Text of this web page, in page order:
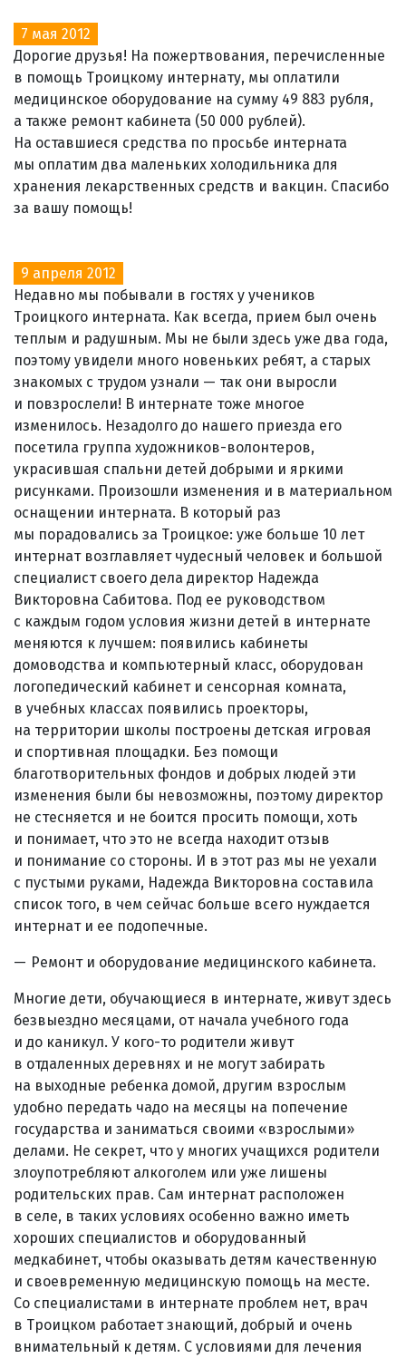
7 мая 2012
Дорогие друзья! На пожертвования, перечисленные
в помощь Троицкому интернату, мы оплатили
медицинское оборудование на сумму 49 883 рубля,
а также ремонт кабинета (50 000 рублей).
На оставшиеся средства по просьбе интерната
мы оплатим два маленьких холодильника для
хранения лекарственных средств и вакцин. Спасибо
за вашу помощь!
9 апреля 2012
Недавно мы побывали в гостях у учеников
Троицкого интерната. Как всегда, прием был очень
теплым и радушным. Мы не были здесь уже два года,
поэтому увидели много новеньких ребят, а старых
знакомых с трудом узнали — так они выросли
и повзрослели! В интернате тоже многое
изменилось. Незадолго до нашего приезда его
посетила группа художников-волонтеров,
украсившая спальни детей добрыми и яркими
рисунками. Произошли изменения и в материальном
оснащении интерната. В который раз
мы порадовались за Троицкое: уже больше 10 лет
интернат возглавляет чудесный человек и большой
специалист своего дела директор Надежда
Викторовна Сабитова. Под ее руководством
с каждым годом условия жизни детей в интернате
меняются к лучшем: появились кабинеты
домоводства и компьютерный класс, оборудован
логопедический кабинет и сенсорная комната,
в учебных классах появились проекторы,
на территории школы построены детская игровая
и спортивная площадки. Без помощи
благотворительных фондов и добрых людей эти
изменения были бы невозможны, поэтому директор
не стесняется и не боится просить помощи, хоть
и понимает, что это не всегда находит отзыв
и понимание со стороны. И в этот раз мы не уехали
с пустыми руками, Надежда Викторовна составила
список того, в чем сейчас больше всего нуждается
интернат и ее подопечные.
Ремонт и оборудование медицинского кабинета.
Многие дети, обучающиеся в интернате, живут здесь
безвыездно месяцами, от начала учебного года
и до каникул. У кого-то родители живут
в отдаленных деревнях и не могут забирать
на выходные ребенка домой, другим взрослым
удобно передать чадо на месяцы на попечение
государства и заниматься своими «взрослыми­»
делами. Не секрет, что у многих учащихся родители
злоупотребляют алкоголем или уже лишены
родительских прав. Сам интернат расположен
в селе, в таких условиях особенно важно иметь
хороших специалистов и оборудованный
медкабинет, чтобы оказывать детям качественную
и своевременную медицинскую помощь на месте.
Со специалистами в интернате проблем нет, врач
в Троицком работает знающий, добрый и очень
внимательный к детям. С условиями для лечения